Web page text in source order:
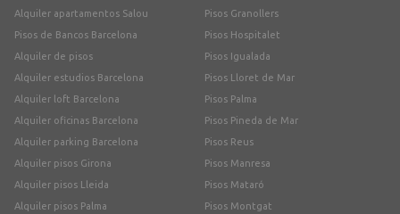
Alquiler apartamentos Salou
Pisos de Bancos Barcelona
Alquiler de pisos
Alquiler estudios Barcelona
Alquiler loft Barcelona
Alquiler oficinas Barcelona
Alquiler parking Barcelona
Alquiler pisos Girona
Alquiler pisos Lleida
Alquiler pisos Palma
Pisos Granollers
Pisos Hospitalet
Pisos Igualada
Pisos Lloret de Mar
Pisos Palma
Pisos Pineda de Mar
Pisos Reus
Pisos Manresa
Pisos Mataró
Pisos Montgat